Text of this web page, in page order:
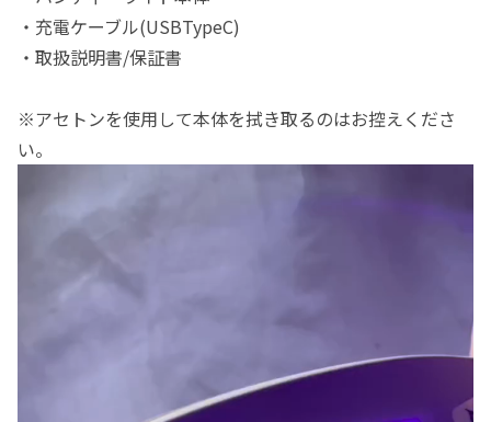
・充電ケーブル(USBTypeC)
・取扱説明書/保証書
※アセトンを使用して本体を拭き取るのはお控えくださ
い。